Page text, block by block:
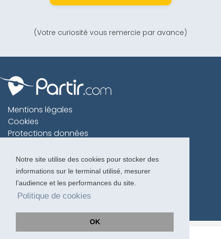
Notre site utilise des cookies pour stocker des
informations sur le terminal utilisé, mesurer
l’audience et les performances du site.
Politique de cookies
OK
(Votre curiosité vous remercie par avance)
Mentions légales
Cookies
Protections données
Charte voyageur
Copyright 1996-2026